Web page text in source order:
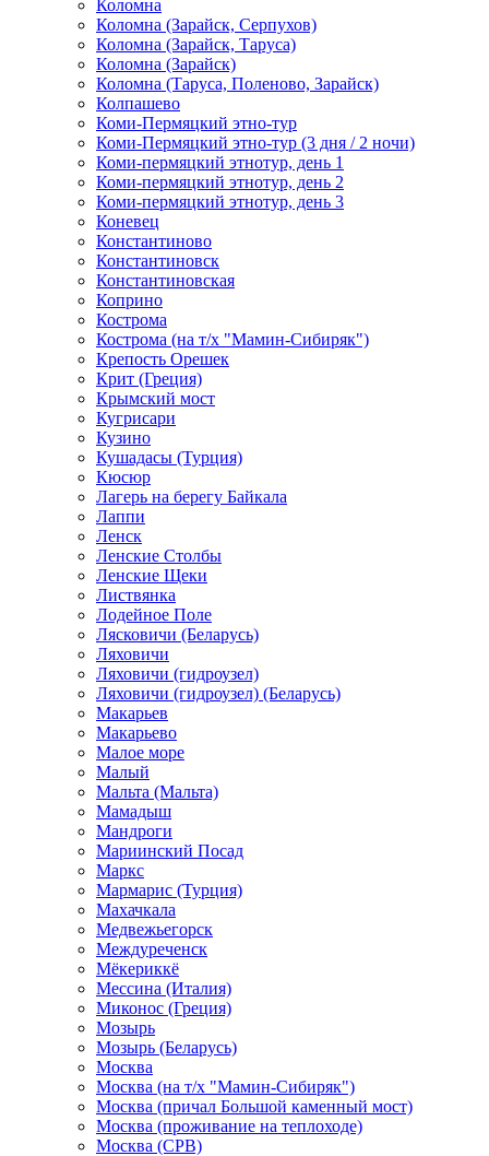
Коломна
Коломна (Зарайск, Серпухов)
Коломна (Зарайск, Таруса)
Коломна (Зарайск)
Коломна (Таруса, Поленово, Зарайск)
Колпашево
Коми-Пермяцкий этно-тур
Коми-Пермяцкий этно-тур (3 дня / 2 ночи)
Коми-пермяцкий этнотур, день 1
Коми-пермяцкий этнотур, день 2
Коми-пермяцкий этнотур, день 3
Коневец
Константиново
Константиновск
Константиновская
Коприно
Кострома
Кострома (на т/х "Мамин-Сибиряк")
Крепость Орешек
Крит (Греция)
Крымский мост
Кугрисари
Кузино
Кушадасы (Турция)
Кюсюр
Лагерь на берегу Байкала
Лаппи
Ленск
Ленские Столбы
Ленские Щеки
Листвянка
Лодейное Поле
Лясковичи (Беларусь)
Ляховичи
Ляховичи (гидроузел)
Ляховичи (гидроузел) (Беларусь)
Макарьев
Макарьево
Малое море
Малый
Мальта (Мальта)
Мамадыш
Мандроги
Мариинский Посад
Маркс
Мармарис (Турция)
Махачкала
Медвежьегорск
Междуреченск
Мёкериккё
Мессина (Италия)
Миконос (Греция)
Мозырь
Мозырь (Беларусь)
Москва
Москва (на т/х "Мамин-Сибиряк")
Москва (причал Большой каменный мост)
Москва (проживание на теплоходе)
Москва (СРВ)